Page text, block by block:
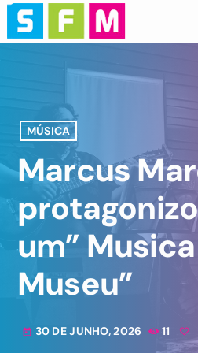
MÚSICA
Marcus
um”
Museu”
today 30 DE JUNHO, 2026 11